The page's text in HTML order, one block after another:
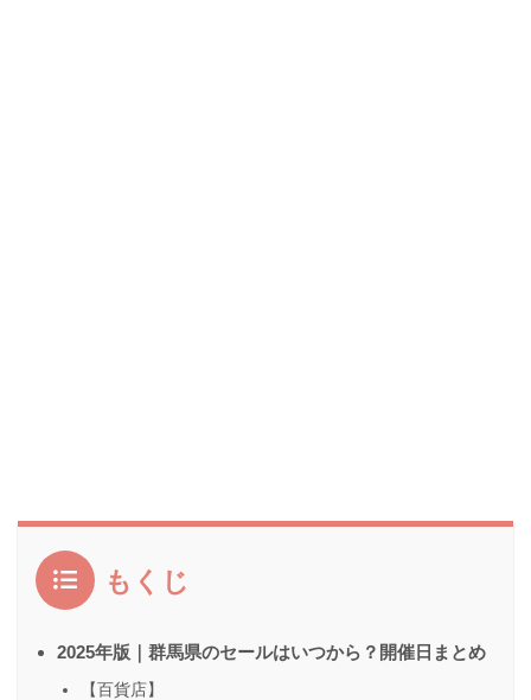
もくじ
2025年版｜群馬県のセールはいつから？開催日まとめ
【百貨店】